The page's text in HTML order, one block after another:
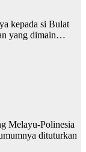
kepada si Bulat
yang dimain…
Melayu-Polinesia
dituturkan